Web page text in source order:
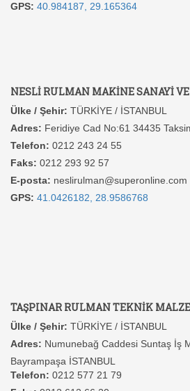
GPS: 40.984187, 29.165364
NESLİ RULMAN MAKİNE SANAYİ VE
Ülke / Şehir: TÜRKİYE / İSTANBUL
Adres: Feridiye Cad No:61 34435
Telefon: 0212 243 24 55
Faks: 0212 293 92 57
E-posta: neslirulman@superonline.com
GPS: 41.0426182, 28.9586768
TAŞPINAR RULMAN TEKNİK
Ülke / Şehir: TÜRKİYE / İSTANBUL
Adres: Numunebağ Caddesi Suntaş İş
Bayrampaşa İSTANBUL
Telefon: 0212 577 21 79